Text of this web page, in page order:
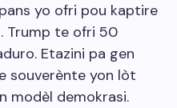
yo ofri pou kaptire
Trump te ofri 50
Etazini pa gen
souverènte yon lòt
modèl demokrasi.